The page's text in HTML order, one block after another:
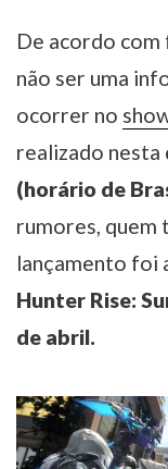
De acordo
não ser uma
ocorrer no
realizado nesta
(horário de
rumores, quem
lançamento foi
Hunter Rise:
de abril.